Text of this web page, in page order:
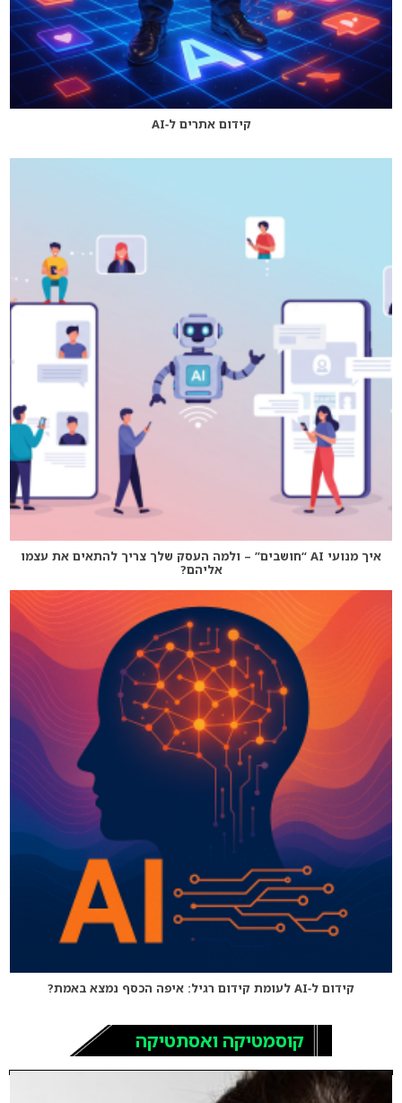
קידום אתרים ל‑AI
איך מנועי AI “חושבים” – ולמה העסק שלך צריך להתאים את עצמו
אליהם?
קידום ל‑AI לעומת קידום רגיל: איפה הכסף נמצא באמת?
קוסמטיקה ואסתטיקה